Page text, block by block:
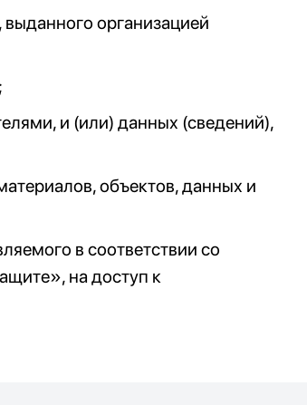
организацией
и (или) данных (сведений),
объектов, данных и
в соответствии со
на доступ к